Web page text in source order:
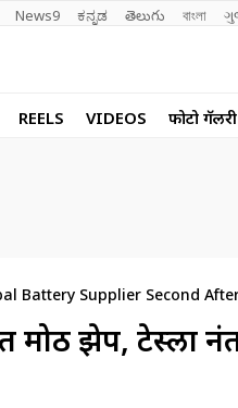
News9 ಕನ್ನಡ తెలుగు বাংলা
REELS VIDEOS फोटो गॅलरी
Battery Supplier Second
झेप, टेस्ला